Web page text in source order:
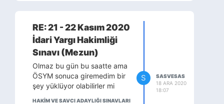
RE: 21 - 22 Kasım 2020
İdari Yargı Hakimliği
Sınavı (Mezun)
Olmaz bu gün bu saatte ama
ÖSYM sonuca giremedim bir
şey yüklüyor olabilirler mi
HAKİM VE SAVCI ADAYLIĞI SINAVLARI
S
SASVESAS
18 ARA 2020
18:07